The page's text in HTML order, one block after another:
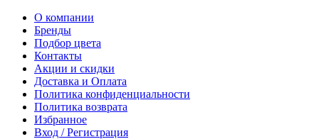
О компании
Бренды
Подбор цвета
Контакты
Акции и скидки
Доставка и Оплата
Политика конфиденциальности
Политика возврата
Избранное
Вход / Регистрация